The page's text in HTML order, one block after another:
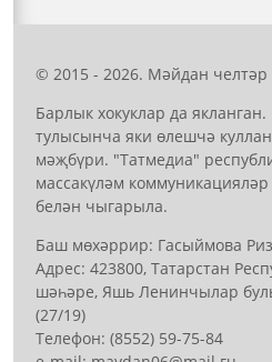
© 2015 - 2026. Мәйдан
Барлык хокуклар да
тулысынча яки өлешчә
мәҗбүри. "Татмедиа"
массакүләм
белән чыгарыла.
Баш мөхәррир: Гасыймова
Адрес: 423800, Татарстан
шәһәре, Яшь Ленинчылар
(27/19)
Телефон: (8552) 59-75-84